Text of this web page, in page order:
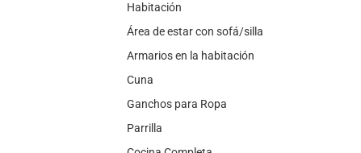
Habitación
Área de estar con sofá/silla
Armarios en la habitación
Cuna
Ganchos para Ropa
Parrilla